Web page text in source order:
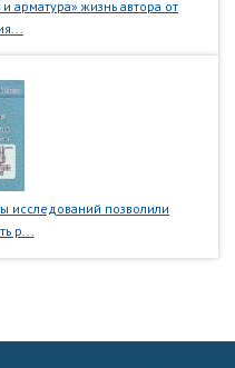
арматура» жизнь автора от
исследований позволили
р...